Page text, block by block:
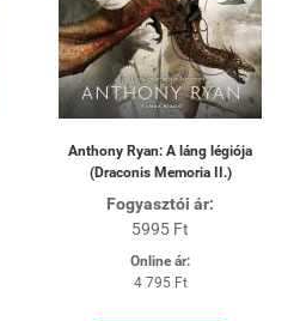
Anthony Ryan: A láng légiója
(Draconis Memoria II.)
Fogyasztói ár:
5995 Ft
Online ár:
4 795 Ft